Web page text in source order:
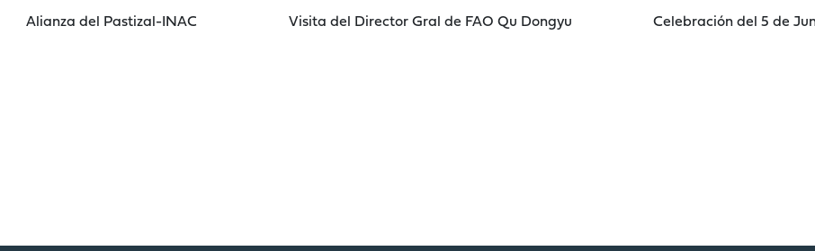
Alianza del Pastizal-INAC Visita del Director Gral de FAO Qu Dongyu Celebración del 5 de